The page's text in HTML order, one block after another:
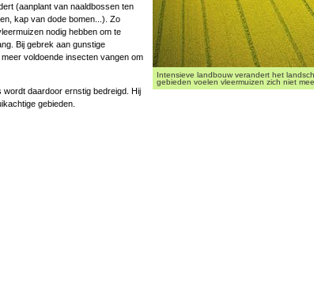
Intensieve landbouw verandert het
gebieden voelen vleermuizen zich niet
(aanplant van naaldbossen ten
kap van dode bomen...). Zo
nodig hebben om te
Bij gebrek aan gunstige
voldoende insecten vangen om
wordt daardoor ernstig bedreigd. Hij
gebieden.